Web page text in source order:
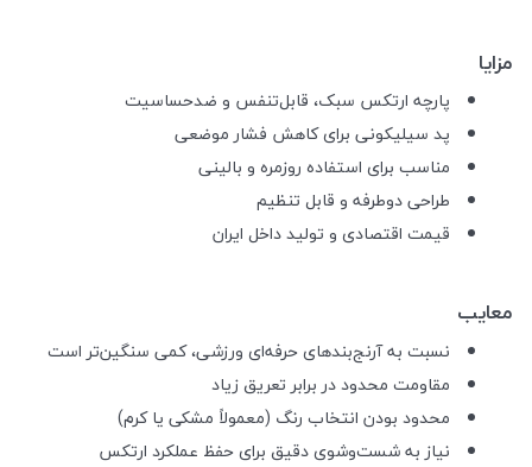
مزایا
پارچه ارتکس سبک، قابل‌تنفس و ضدحساسیت
پد سیلیکونی برای کاهش فشار موضعی
مناسب برای استفاده روزمره و بالینی
طراحی دوطرفه و قابل تنظیم
قیمت اقتصادی و تولید داخل ایران
معایب
نسبت به آرنج‌بندهای حرفه‌ای ورزشی، کمی سنگین‌تر است
مقاومت محدود در برابر تعریق زیاد
محدود بودن انتخاب رنگ (معمولاً مشکی یا کرم)
نیاز به شست‌وشوی دقیق برای حفظ عملکرد ارتکس